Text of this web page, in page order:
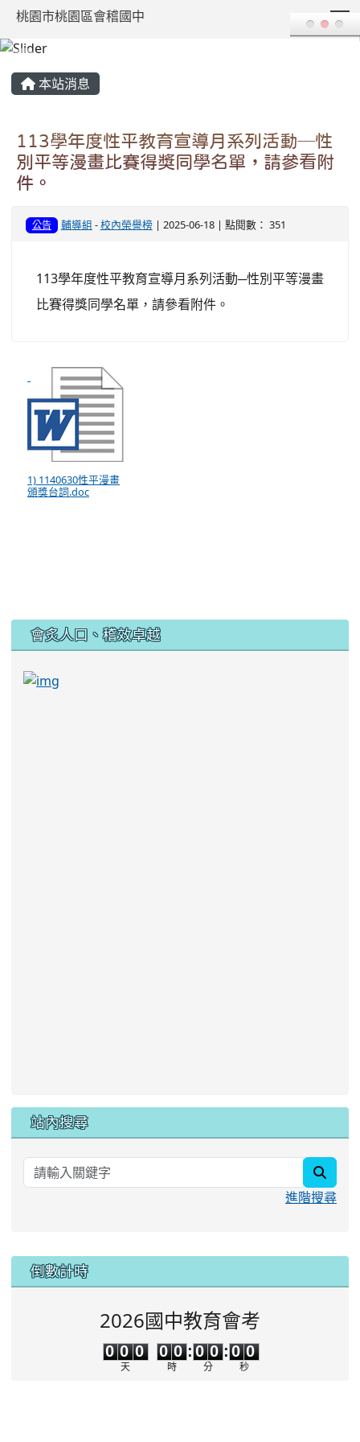
桃園市桃園區會稽國中
本站消息
113學年度性平教育宣導月系列活動─性
別平等漫畫比賽得獎同學名單，請參看附
件。
公告 輔導組 -校內榮譽榜| 2025-06-18 | 點閱數： 351
113學年度性平教育宣導月系列活動─性別平等漫畫
比賽得獎同學名單，請參看附件。
1) 1140630性平漫畫
頒獎台詞.doc
會炙人口、稽效卓越
站內搜尋
進階搜尋
::: 倒數計時
2026國中教育會考
0 0 0
天
0
0
0
0
時
:
0
0
0
0
分
:
0
0
0
0
秒